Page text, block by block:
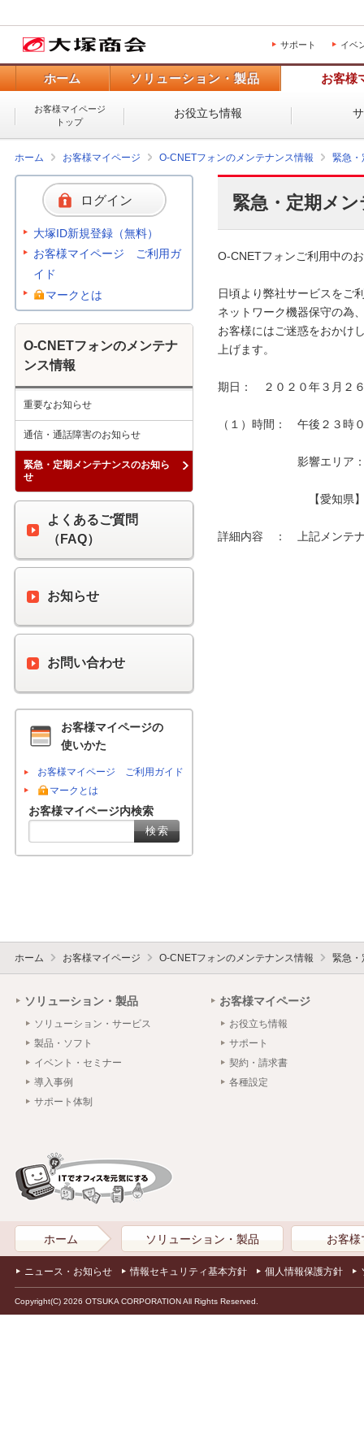
サポート イベ
ホーム ソリューション・製品 お客様
お客様マイページ
トップ
お役立ち情報
ホーム お客様マイページ O-CNETフォンのメンテナンス情報 緊急・
緊急・定期メ
O-CNETフォンご利用中の
日頃より弊社サービスをご
ネットワーク機器保守の為
お客様にはご迷惑をおかけ
上げます。
期日：　２０２０年３月２
（１）時間：　午後２３時
影響エリア：　下記
【
詳細内容　：　上記メンテ
ログイン
大塚ID新規登録（無料）
お客様マイページ ご利用ガ
イド
マークとは
O-CNETフォンのメンテナ
ンス情報
重要なお知らせ
通信・通話障害のお知らせ
緊急・定期メンテナンスのお知ら
せ
よくあるご質問
（FAQ）
お知らせ
お問い合わせ
お客様マイページの
使いかた
お客様マイページ ご利用ガイド
マークとは
お客様マイページ内検索
ホーム お客様マイページ O-CNETフォンのメンテナンス情報 緊急・
ソリューション・製品
ソリューション・サービス
製品・ソフト
イベント・セミナー
導入事例
サポート体制
お客様マイページ
お役立ち情報
サポート
契約・請求書
各種設定
ホーム ソリューション・製品 お客様
ニュース・お知らせ 情報セキュリティ基本方針 個人情報保護方針
Copyright(C) 2026 OTSUKA CORPORATION All Rights Reserved.